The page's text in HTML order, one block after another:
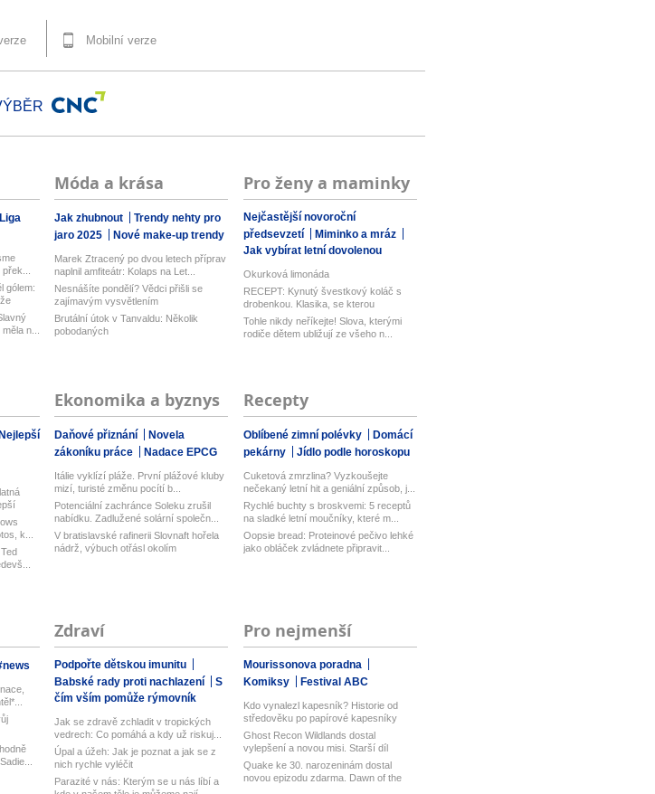
Mobilní verze
Liga
gólem:
n...
Móda a krása
Jak zhubnout
Trendy nehty pro
jaro 2025
Nové make-up trendy
Marek Ztracený po dvou letech příprav
naplnil amfiteátr: Kolaps na Let...
Nesnášíte pondělí? Vědci přišli se
zajímavým vysvětlením
Brutální útok v Tanvaldu: Několik
pobodaných
Pro ženy a maminky
Nejčastější novoroční
předsevzetí
Miminko a mráz
Jak vybírat letní dovolenou
Okurková limonáda
RECEPT: Kynutý švestkový koláč s
drobenkou. Klasika, se kterou
zaboduj...
Tohle nikdy neříkejte! Slova, kterými
rodiče dětem ubližují ze všeho n...
Nejlepší
k...
Ekonomika a byznys
Daňové přiznání
Novela
zákoníku práce
Nadace EPCG
Itálie vyklízí pláže. První plážové kluby
mizí, turisté změnu pocítí b...
Potenciální zachránce Soleku zrušil
nabídku. Zadlužené solární společn...
V bratislavské rafinerii Slovnaft hořela
nádrž, výbuch otřásl okolím
Recepty
Oblíbené zimní polévky
Domácí
pekárny
Jídlo podle horoskopu
Cuketová zmrzlina? Vyzkoušejte
nečekaný letní hit a geniální způsob, j...
Rychlé buchty s broskvemi: 5 receptů
na sladké letní moučníky, které m...
Oopsie bread: Proteinové pečivo lehké
jako obláček zvládnete připravit...
Zdraví
Podpořte dětskou imunitu
Babské rady proti nachlazení
S
čím vším pomůže rýmovník
Jak se zdravě zchladit v tropických
vedrech: Co pomáhá a kdy už riskuj...
Úpal a úžeh: Jak je poznat a jak se z
nich rychle vyléčit
Parazité v nás: Kterým se u nás líbí a
Pro nejmenší
Mourissonova poradna
Komiksy
Festival ABC
Kdo vynalezl kapesník? Historie od
středověku po papírové kapesníky
Ghost Recon Wildlands dostal
vylepšení a novou misi. Starší díl
Ubisof...
Quake ke 30. narozeninám dostal
novou epizodu zdarma. Dawn of the